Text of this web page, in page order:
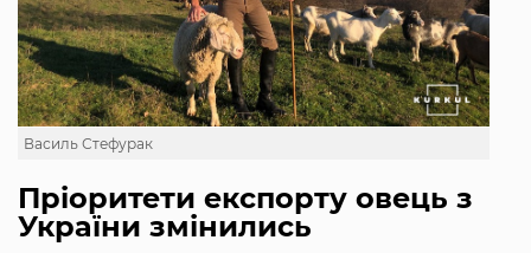
Василь Стефурак
Пріоритети експорту овець з
України змінились